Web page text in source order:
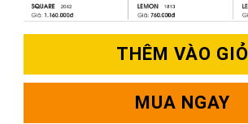
THÊM VÀO GIỎ
MUA NGAY